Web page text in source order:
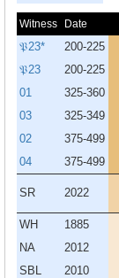
Witness Date
𝔓23* 200-225
𝔓23 200-225
01 325-360
03 325-349
02 375-499
04 375-499
SR 2022
WH 1885
NA 2012
SBL 2010